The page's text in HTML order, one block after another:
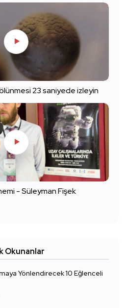
23 saniyede izleyin
- Süleyman Fişek
Okunanlar
Yönlendirecek 10 Eğlenceli